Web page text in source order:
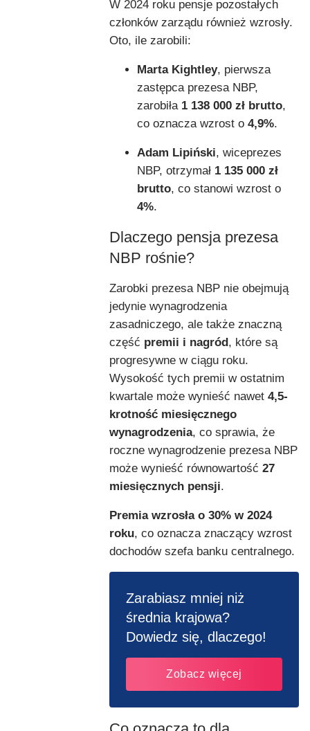
W 2024 roku pensje pozostałych
członków zarządu również wzrosły.
Oto, ile zarobili:
Marta Kightley, pierwsza
zastępca prezesa NBP,
zarobiła 1 138 000 zł brutto,
co oznacza wzrost o 4,9%.
Adam Lipiński, wiceprezes
NBP, otrzymał 1 135 000 zł
brutto, co stanowi wzrost o
4%.
Dlaczego pensja prezesa
NBP rośnie?
Zarobki prezesa NBP nie obejmują
jedynie wynagrodzenia
zasadniczego, ale także znaczną
część premii i nagród, które są
progresywne w ciągu roku.
Wysokość tych premii w ostatnim
kwartale może wynieść nawet 4,5-
krotność miesięcznego
wynagrodzenia, co sprawia, że
roczne wynagrodzenie prezesa NBP
może wynieść równowartość 27
miesięcznych pensji.
Premia wzrosła o 30% w 2024
roku, co oznacza znaczący wzrost
dochodów szefa banku centralnego.
Zarabiasz mniej niż
średnia krajowa?
Dowiedz się, dlaczego!
Zobacz więcej